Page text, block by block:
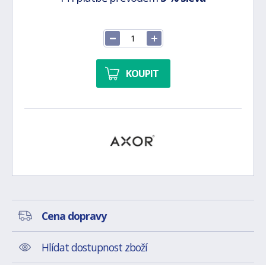
KOUPIT
Cena dopravy
Hlídat dostupnost zboží